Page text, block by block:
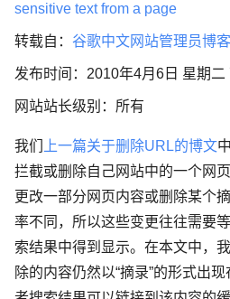
sensitive text from a page
转载自： 谷歌中文网站管理员博客
发布时间：2010年4月6日 星期二
网站站长级别：所有
我们 上一篇关于删除URL的博文
拦截或删除自己网站中的一个网
更改一部分网页内容或删除某个
率不同，所以这些变更往往需要
索结果中得到显示。在本文中，
除的内容仍然以“摘录”的形式出